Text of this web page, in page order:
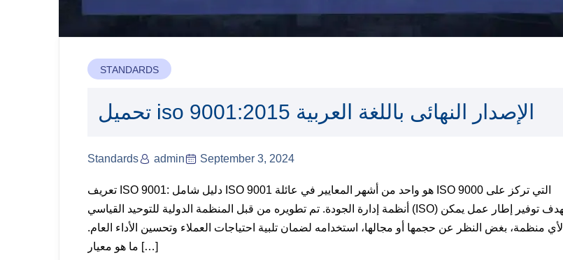
STANDARDS
تحميل iso 9001:2015 الإصدار النهائى باللغة العربية
Standards admin September 3, 2024
تعريف ISO 9001: دليل شامل ISO 9001 هو واحد من أشهر المعايير في عائلة ISO 9000 التي تركز على
أنظمة إدارة الجودة. تم تطويره من قبل المنظمة الدولية للتوحيد القياسي (ISO) بهدف توفير إطار عمل يمكن
لأي منظمة، بغض النظر عن حجمها أو مجالها، استخدامه لضمان تلبية احتياجات العملاء وتحسين الأداء العام.
ما هو معيار […]